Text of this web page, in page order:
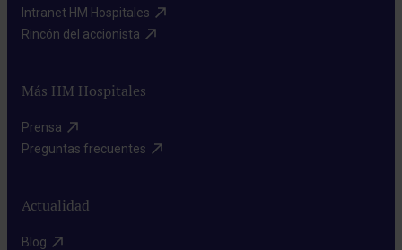
Intranet HM Hospitales​
Rincón del accionista​
Más HM Hospitales
Prensa​
Preguntas frecuentes​
Actualidad
Blog​